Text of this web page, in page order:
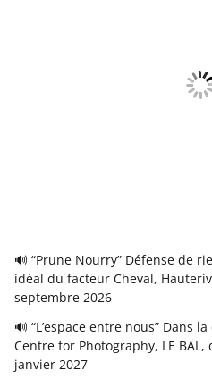
🔊 “Prune Nourry” Défense de
idéal du facteur Cheval,
septembre 2026
🔊 “L’espace entre nous” Dans
Centre for Photography, LE
janvier 2027